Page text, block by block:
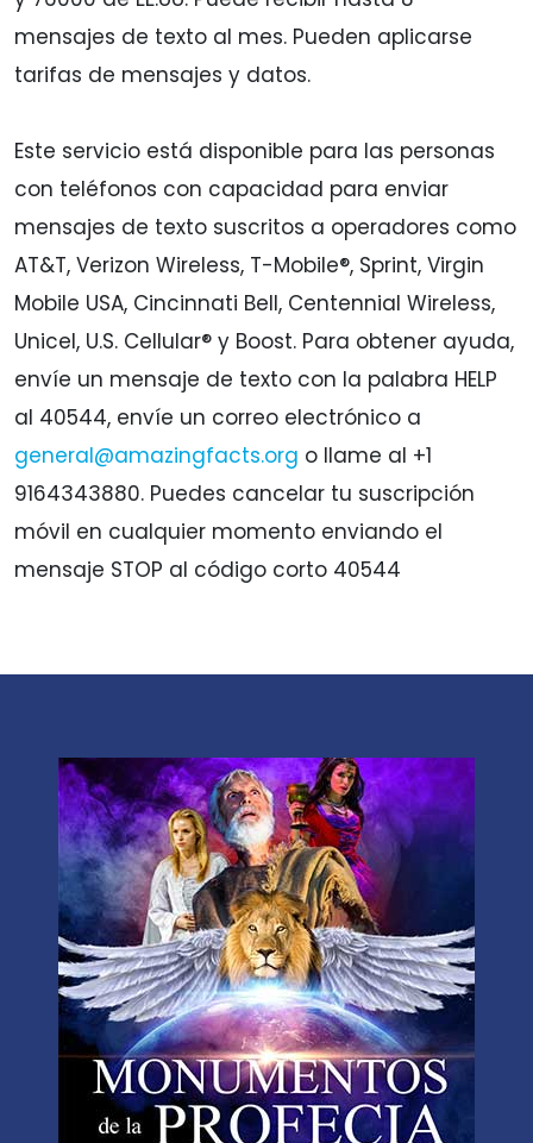
mensajes de texto al mes. Pueden aplicarse
tarifas de mensajes y datos.
Este servicio está disponible para las personas
con teléfonos con capacidad para enviar
mensajes de texto suscritos a operadores como
AT&T, Verizon Wireless, T-Mobile®, Sprint, Virgin
Mobile USA, Cincinnati Bell, Centennial Wireless,
Unicel, U.S. Cellular® y Boost. Para obtener ayuda,
envíe un mensaje de texto con la palabra HELP
al 40544, envíe un correo electrónico a
general@amazingfacts.org o llame al +1
9164343880. Puedes cancelar tu suscripción
móvil en cualquier momento enviando el
mensaje STOP al código corto 40544